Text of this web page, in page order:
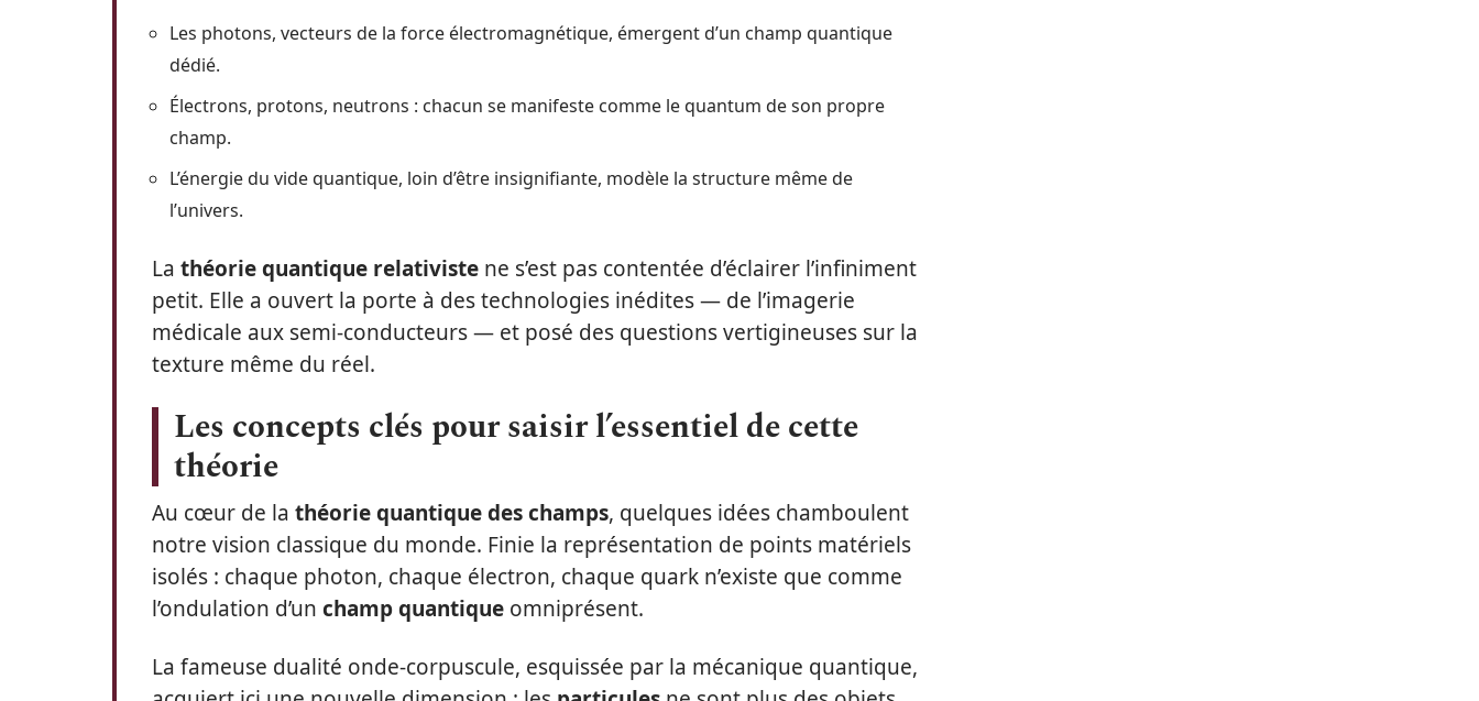
Les photons, vecteurs de la force électromagnétique, émergent d’un champ quantique
dédié.
Électrons, protons, neutrons : chacun se manifeste comme le quantum de son propre
champ.
L’énergie du vide quantique, loin d’être insignifiante, modèle la structure même de
l’univers.
La théorie quantique relativiste ne s’est pas contentée d’éclairer l’infiniment
petit. Elle a ouvert la porte à des technologies inédites — de l’imagerie
médicale aux semi-conducteurs — et posé des questions vertigineuses sur la
texture même du réel.
Les concepts clés pour saisir l’essentiel de cette
théorie
Au cœur de la théorie quantique des champs, quelques idées chamboulent
notre vision classique du monde. Finie la représentation de points matériels
isolés : chaque photon, chaque électron, chaque quark n’existe que comme
l’ondulation d’un champ quantique omniprésent.
La fameuse dualité onde-corpuscule, esquissée par la mécanique quantique,